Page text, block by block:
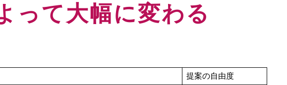
って大幅に変わる
提案の自由度